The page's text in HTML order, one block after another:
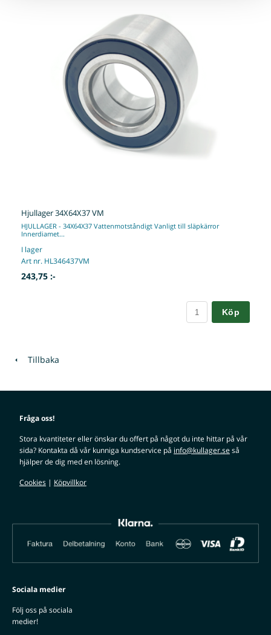
Hjullager 34X64X37 VM
HJULLAGER - 34X64X37 Vattenmotståndigt Vanligt till släpkärror
Innerdiamet...
I lager
Art nr. HL346437VM
243,75 :-
Köp
Tillbaka
Fråga oss!
Stora kvantiteter eller önskar du offert på något du inte hittar på vår
sida? Kontakta då vår kunniga kundservice på info@kullager.seså
hjälper de dig med en lösning.
Cookies | Köpvillkor
Sociala medier
Följ oss på sociala
medier!